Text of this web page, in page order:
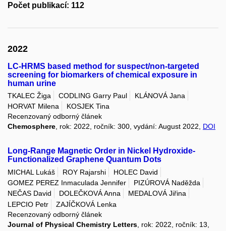
Počet publikací: 112
2022
LC-HRMS based method for suspect/non-targeted
screening for biomarkers of chemical exposure in
human urine
TKALEC Žiga CODLING Garry Paul
KLÁNOVÁ Jana
HORVAT Milena
KOSJEK Tina
Recenzovaný odborný článek
Chemosphere, rok: 2022, ročník: 300, vydání: August 2022, DOI
Long-Range Magnetic Order in Nickel Hydroxide-
Functionalized Graphene Quantum Dots
MICHAL Lukáš ROY Rajarshi
HOLEC David
GOMEZ PEREZ Inmaculada Jennifer
PIZÚROVÁ Naděžda
NEČAS David
DOLEČKOVÁ Anna
MEDALOVÁ Jiřina
LEPCIO Petr
ZAJÍČKOVÁ Lenka
Recenzovaný odborný článek
Journal of Physical Chemistry Letters , rok: 2022, ročník: 13,